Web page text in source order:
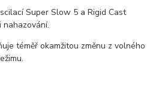
Super Slow 5 a Rigid Cast
téměř okamžitou změnu z volného